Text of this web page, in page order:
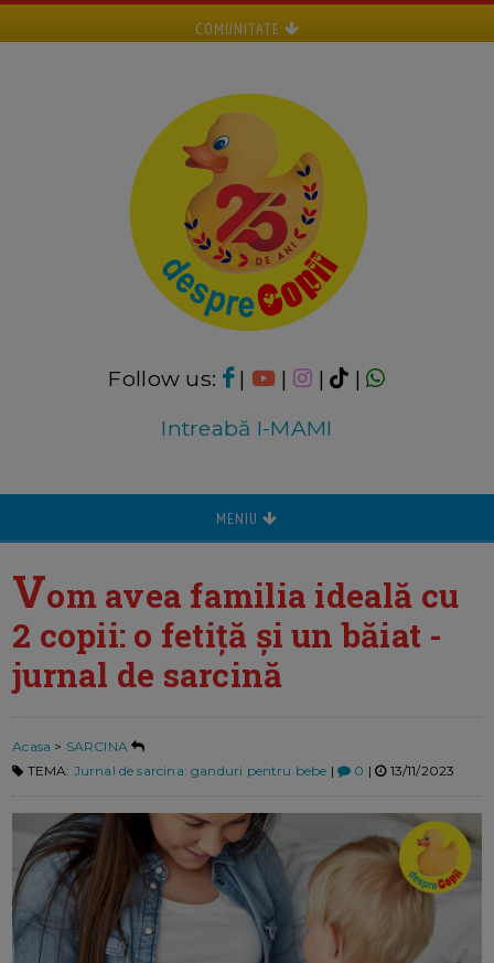
COMUNITATE
Follow us: | | |
|
Intreabă I-MAMI
MENIU
Vom avea familia ideală cu
2 copii: o fetiță și un băiat -
jurnal de sarcină
Acasa > SARCINA
TEMA: Jurnal de sarcina: ganduri pentru bebe | 0 | 13/11/2023